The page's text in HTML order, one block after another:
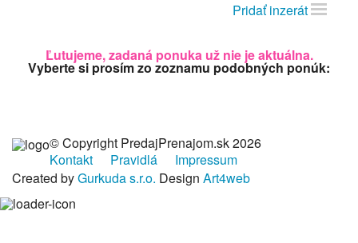
Pridať inzerát
Ľutujeme, zadaná ponuka už nie je aktuálna.
Vyberte si prosím zo zoznamu podobných ponúk:
© Copyright PredajPrenajom.sk 2026
Kontakt
Pravidlá
Impressum
Created byGurkuda s.r.o. Design Art4web